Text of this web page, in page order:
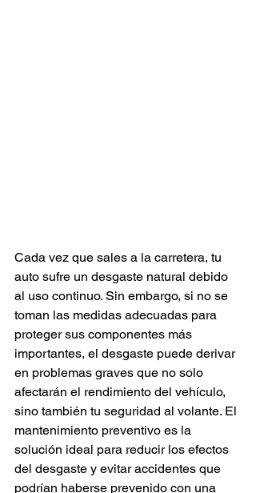
Cada vez que sales a la carretera, tu
auto sufre un desgaste natural debido
al uso continuo. Sin embargo, si no se
toman las medidas adecuadas para
proteger sus componentes más
importantes, el desgaste puede derivar
en problemas graves que no solo
afectarán el rendimiento del vehículo,
sino también tu seguridad al volante. El
mantenimiento preventivo es la
solución ideal para reducir los efectos
del desgaste y evitar accidentes que
podrían haberse prevenido con una